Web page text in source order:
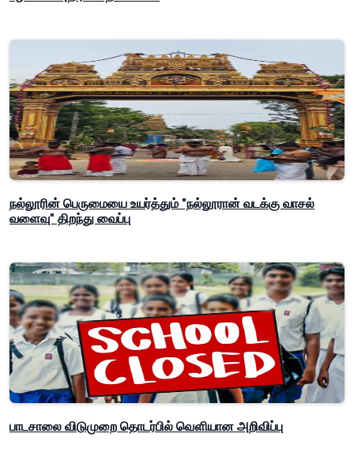
நல்லூரின் பெருமையை உயர்த்தும் "நல்லூரான் வடக்கு வாசல்
வளைவு" திறந்து வைப்பு
பாடசாலை விடுமுறை தொடர்பில் வௌியான அறிவிப்பு